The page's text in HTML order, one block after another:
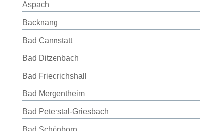
Aspach
Backnang
Bad Cannstatt
Bad Ditzenbach
Bad Friedrichshall
Bad Mergentheim
Bad Peterstal-Griesbach
Bad Schönborn